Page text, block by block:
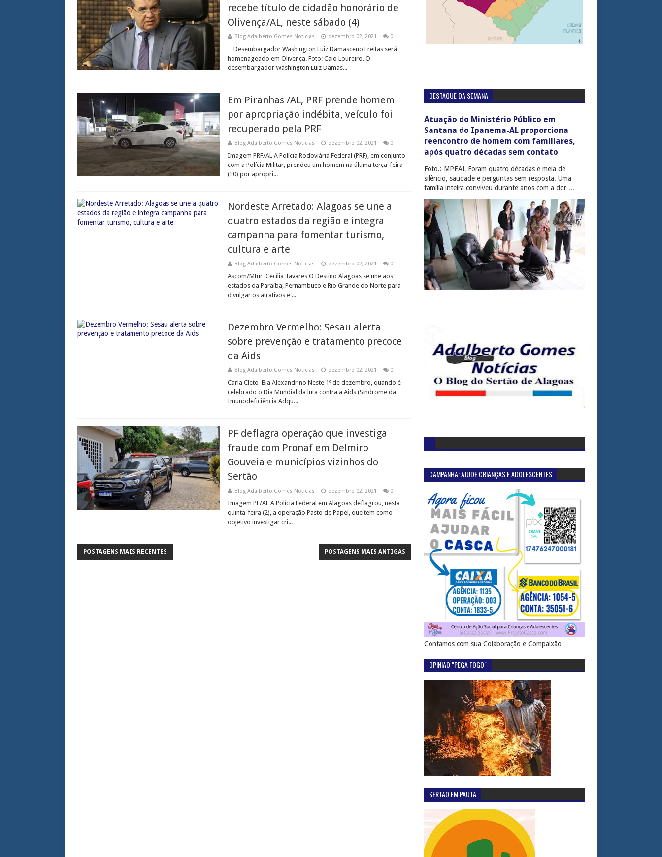
recebe título de cidadão honorário de
Olivença/AL, neste sábado (4)
Blog Adalberto Gomes Noticias dezembro 02, 2021 0
Desembargador Washington Luiz Damasceno Freitas será
homenageado em Olivença. Foto: Caio Loureiro. O
desembargador Washington Luiz Damas...
Em Piranhas /AL, PRF prende homem
por apropriação indébita, veículo foi
recuperado pela PRF
Blog Adalberto Gomes Noticias dezembro 02, 2021 0
Imagem PRF/AL A Polícia Rodoviária Federal (PRF), em conjunto
com a Polícia Militar, prendeu um homem na última terça-feira
(30) por apropri...
Nordeste Arretado: Alagoas se une a
quatro estados da região e integra
campanha para fomentar turismo,
cultura e arte
Blog Adalberto Gomes Noticias dezembro 02, 2021 0
Ascom/Mtur Cecília Tavares O Destino Alagoas se une aos
estados da Paraíba, Pernambuco e Rio Grande do Norte para
divulgar os atrativos e ...
Dezembro Vermelho: Sesau alerta
sobre prevenção e tratamento precoce
da Aids
Blog Adalberto Gomes Noticias dezembro 02, 2021 0
Carla Cleto Bia Alexandrino Neste 1º de dezembro, quando é
celebrado o Dia Mundial da luta contra a Aids (Síndrome da
Imunodeficiência Adqu...
PF deflagra operação que investiga
fraude com Pronaf em Delmiro
Gouveia e municípios vizinhos do
Sertão
Blog Adalberto Gomes Noticias dezembro 02, 2021 0
Imagem PF/AL A Polícia Federal em Alagoas deflagrou, nesta
quinta-feira (2), a operação Pasto de Papel, que tem como
objetivo investigar cri...
POSTAGENS MAIS RECENTES POSTAGENS MAIS ANTIGAS
DESTAQUE DA SEMANA
Atuação do Ministério Público em
Santana do Ipanema-AL proporciona
reencontro de homem com familiares,
após quatro décadas sem contato
Foto.: MPEAL Foram quatro décadas e meia de
silêncio, saudade e perguntas sem resposta. Uma
família inteira conviveu durante anos com a dor ...
CAMPANHA: AJUDE CRIANÇAS E ADOLESCENTES
Contamos com sua Colaboração e Compaixão
OPINIÃO "PEGA FOGO"
SERTÃO EM PAUTA